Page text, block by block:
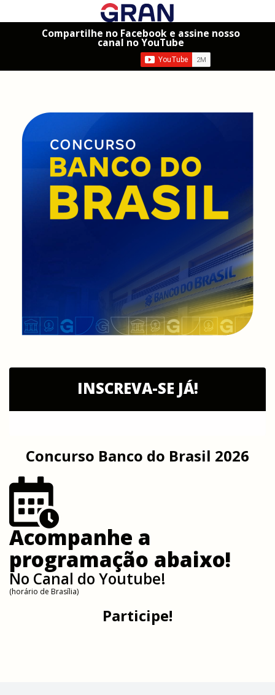
Compartilhe no Facebook e assine nosso
canal no YouTube
INSCREVA-SE JÁ!
Concurso Banco do Brasil 2026
Acompanhe a
programação abaixo!
No Canal do Youtube!
(horário de Brasília)
Participe!